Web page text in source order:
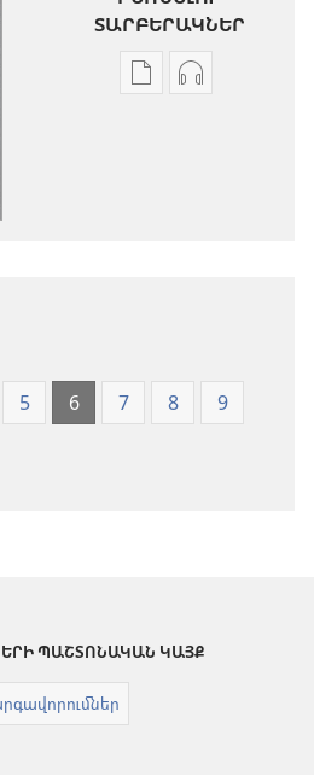
ՏԱՐԲԵՐԱԿՆԵՐ
Թվային
5 6 7 8
9
ՊԱՇՏՈՆԱԿԱՆ ԿԱՅՔ